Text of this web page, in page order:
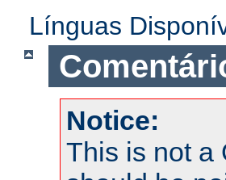
Línguas
Notice:
This is not a